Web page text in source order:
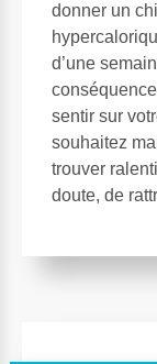
donner un
d’une
sentir sur
souhaitez
trouver
doute, de